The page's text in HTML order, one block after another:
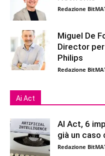
Redazione
Miguel De
Director
Philips
Redazione
Ai Act
AI Act, 6
già un caso
Redazione